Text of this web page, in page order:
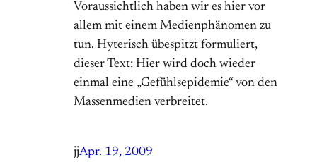
Voraussichtlich haben wir es hier vor
allem mit einem Medienphänomen zu
tun. Hyterisch übespitzt formuliert,
dieser Text: Hier wird doch wieder
einmal eine „Gefühlsepidemie“ von den
Massenmedien verbreitet.
jjApr. 19, 2009